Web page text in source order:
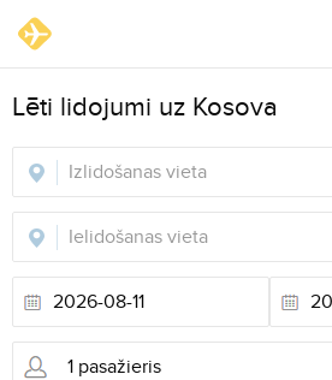
Lēti lidojumi uz Kosova